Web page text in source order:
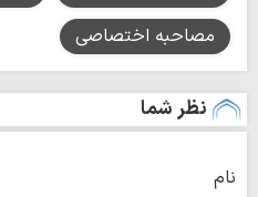
مصاحبه اختصاصی
نظر شما
نام